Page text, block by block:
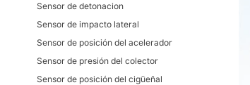
Sensor de detonacion
Sensor de impacto lateral
Sensor de posición del acelerador
Sensor de presión del colector
Sensor de posición del cigüeñal